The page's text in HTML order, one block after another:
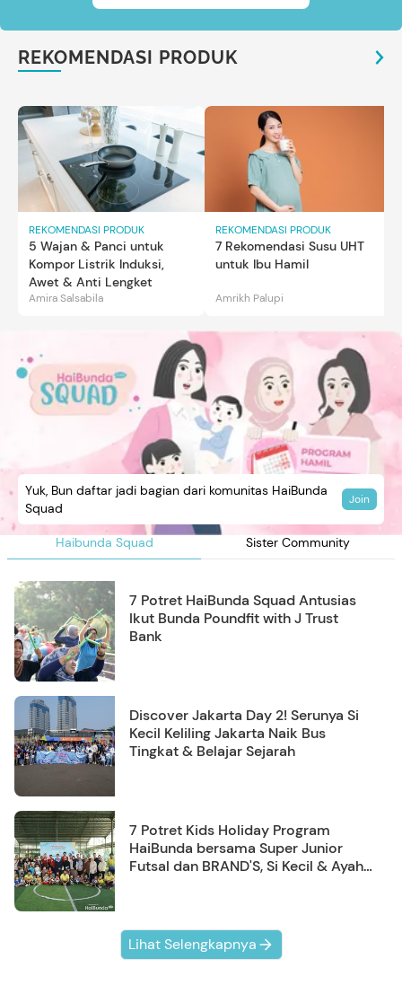
REKOMENDASI PRODUK
REKOMENDASI PRODUK
5 Wajan & Panci untuk
Kompor Listrik Induksi,
Awet & Anti Lengket
Amira Salsabila
REKOMENDASI PRODUK
7 Rekomendasi Susu UHT
untuk Ibu Hamil
Amrikh Palupi
Haibunda Squad Sister Community
Yuk, Bun daftar jadi bagian dari komunitas HaiBunda
Squad
Join
7 Potret HaiBunda Squad Antusias
Ikut Bunda Poundfit with J Trust
Bank
Discover Jakarta Day 2! Serunya Si
Kecil Keliling Jakarta Naik Bus
Tingkat & Belajar Sejarah
7 Potret Kids Holiday Program
HaiBunda bersama Super Junior
Futsal dan BRAND'S, Si Kecil & Ayah
Lihat Selengkapnya